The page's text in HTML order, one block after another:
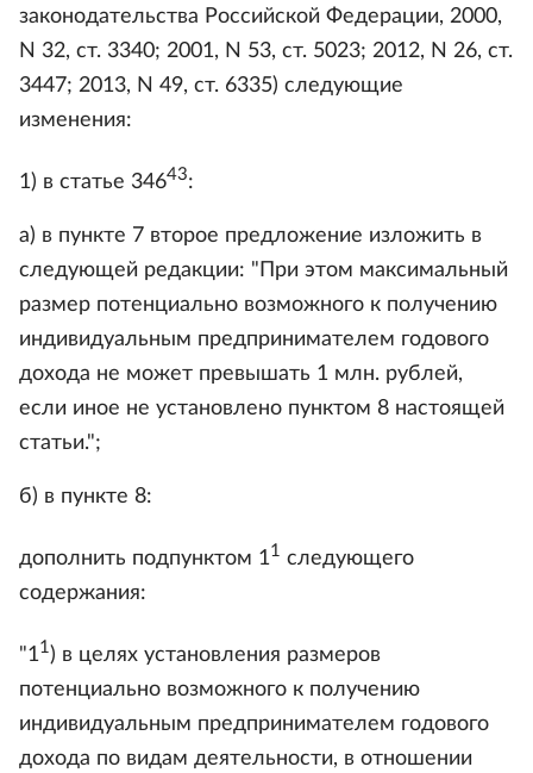
законодательства Российской Федерации, 2000,
N 32, ст. 3340; 2001, N 53, ст. 5023; 2012, N 26, ст.
3447; 2013, N 49, ст. 6335) следующие
изменения:
1) в статье 34643:
а) в пункте 7 второе предложение изложить в
следующей редакции: "При этом максимальный
размер потенциально возможного к получению
индивидуальным предпринимателем годового
дохода не может превышать 1 млн. рублей,
если иное не установлено пунктом 8 настоящей
статьи.";
б) в пункте 8:
дополнить подпунктом 11 следующего
содержания:
"11 ) в целях установления размеров
потенциально возможного к получению
индивидуальным предпринимателем годового
дохода по видам деятельности, в отношении